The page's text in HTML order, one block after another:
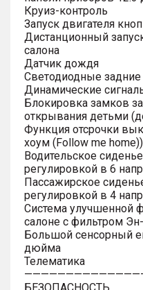
Круиз-контроль
Запуск двигателя
Дистанционный
салона
Датчик дождя
Светодиодные
Динамические
Блокировка замков
открывания детьми
Функция отсрочки
хоум (Follow me home))
Водительское
регулировкой в 6
Пассажирское
регулировкой в 4
Система улучшенной
салоне с фильтром
Большой сенсорный
дюйма
Телематика
БЕЗОПАСНОСТЬ